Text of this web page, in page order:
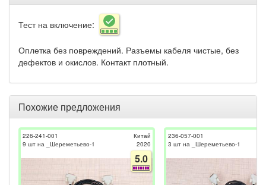
Тест на включение:
Оплетка без повреждений. Разъемы кабеля чистые, без
дефектов и окислов. Контакт плотный.
Похожие предложения
226-241-001
9 шт на _Шереметьево-1
Китай
2020
5.0
236-057-001
3 шт на _Шереметьево-1